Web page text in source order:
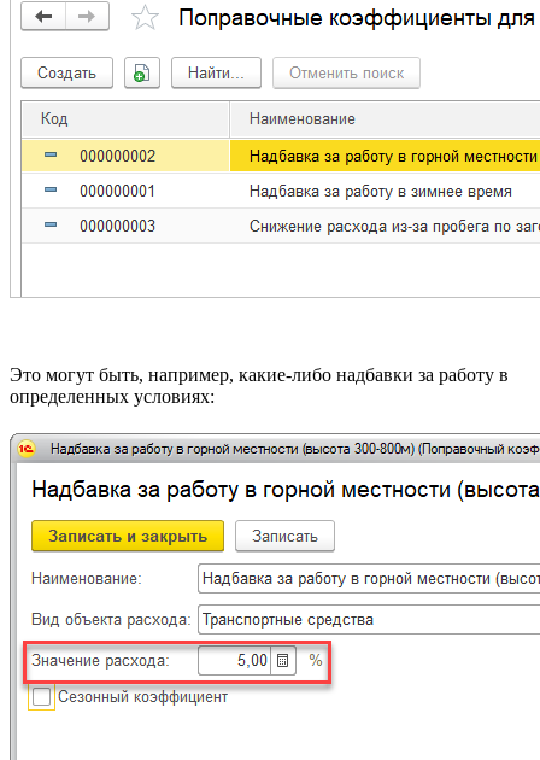
Это могут быть, например, какие-либо надбавки за работу в
определенных условиях: